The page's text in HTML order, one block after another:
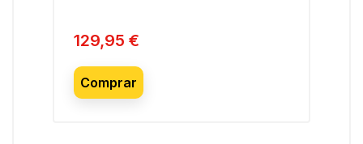
Preço
129,95 €
Comprar